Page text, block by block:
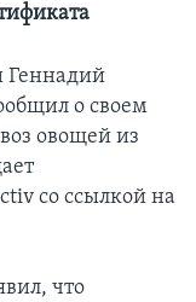
Геннадий
о своем
овощей из
со ссылкой на
что